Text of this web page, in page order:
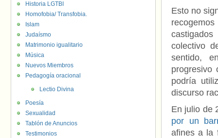
Esto no
colectivo
sentido,
progresivo
podría
discurso
En julio de
por un
afines a la
Historia LGTBI
Homofobia/ Transfobia.
Islam
Judaísmo
Matrimonio igualitario
Música
Nuevos Miembros
Pedagogía oracional
Lectio Divina
Poesía
Sexualidad
Tablón de Anuncios
Testimonios